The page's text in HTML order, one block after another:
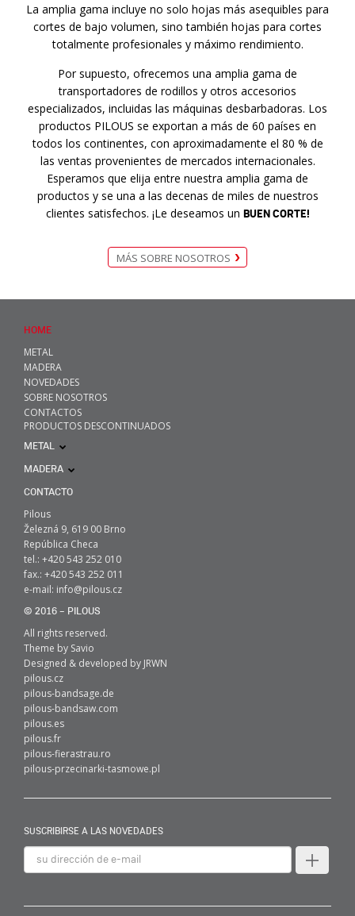
La amplia gama incluye no solo hojas más asequibles para
cortes de bajo volumen, sino también hojas para cortes
totalmente profesionales y máximo rendimiento.
Por supuesto, ofrecemos una amplia gama de
transportadores de rodillos y otros accesorios
especializados, incluidas las máquinas desbarbadoras. Los
productos PILOUS se exportan a más de 60 países en
todos los continentes, con aproximadamente el 80 % de
las ventas provenientes de mercados internacionales.
Esperamos que elija entre nuestra amplia gama de
productos y se una a las decenas de miles de nuestros
clientes satisfechos. ¡Le deseamos un BUEN CORTE!
MÁS SOBRE NOSOTROS
HOME
METAL
MADERA
NOVEDADES
SOBRE NOSOTROS
CONTACTOS
PRODUCTOS DESCONTINUADOS
METAL
MADERA
CONTACTO
Pilous
Železná 9, 619 00 Brno
República Checa
tel.: +420 543 252 010
fax.: +420 543 252 011
e-mail: info@pilous.cz
© 2016 – PILOUS
All rights reserved.
Theme by Savio
Designed & developed by JRWN
pilous.cz
pilous-bandsage.de
pilous-bandsaw.com
pilous.es
pilous.fr
pilous-fierastrau.ro
pilous-przecinarki-tasmowe.pl
SUSCRIBIRSE A LAS NOVEDADES